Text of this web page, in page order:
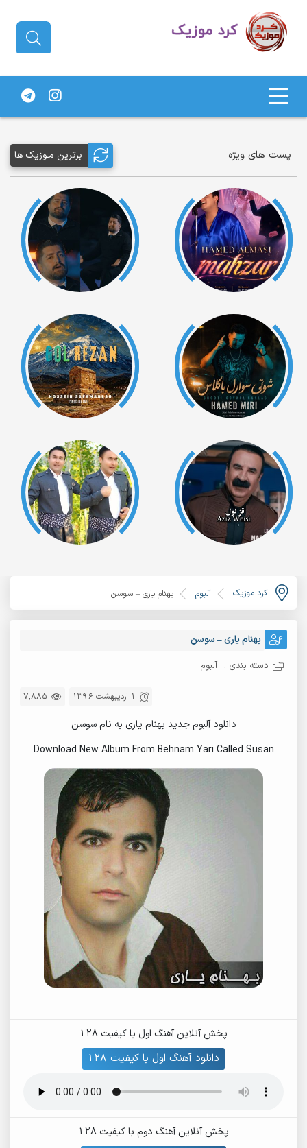
های کردی
پست های ویژه برترین مـوزیک ها
کرد موزیک آلبوم بهنام یاری – سوسن
بهنام یاری – سوسن
دسته بندی : آلبوم
7,885 1 اردیبهشت 1396
دانلود آلبوم جدید بهنام یاری به نام سوسن
Download New Album From Behnam Yari Called Susan
پخش آنلاین آهنگ اول با کیفیت 128
دانلود آهنگ اول با کیفیت 128
پخش آنلاین آهنگ دوم با کیفیت 128